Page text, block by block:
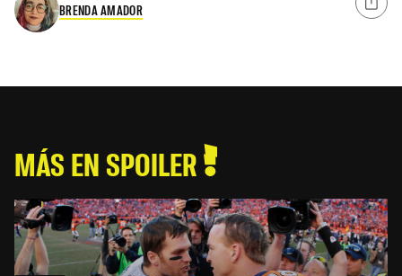
BRENDA AMADOR
MÁS EN SPOILER